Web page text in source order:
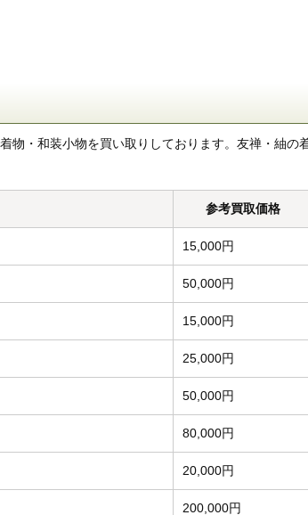
物・和装小物を買い取りしております。友禅・紬の
参考買取価格
15,000円
50,000円
15,000円
25,000円
50,000円
80,000円
20,000円
200,000円